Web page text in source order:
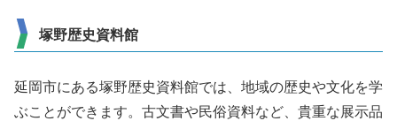
塚野歴史資料館
延岡市にある塚野歴史資料館では、地域の歴史や文化を学
ぶことができます。古文書や民俗資料など、貴重な展示品